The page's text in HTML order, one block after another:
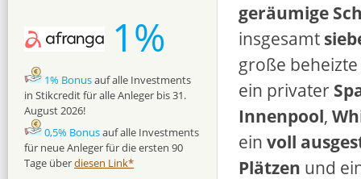
geräumige
insgesamt
große
ein privater
Innenpool,
ein voll
Plätzen und
1%
1% Bonusauf alle Investments
in Stikcredit für alle Anleger bis 31.
August 2026!
0,5% Bonusauf alle Investments
für neue Anleger für die ersten 90
Tage überdiesen Link*